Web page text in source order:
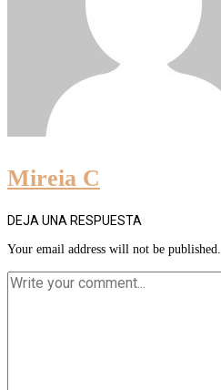
Mireia C
DEJA UNA RESPUESTA
Your email address will not be published.